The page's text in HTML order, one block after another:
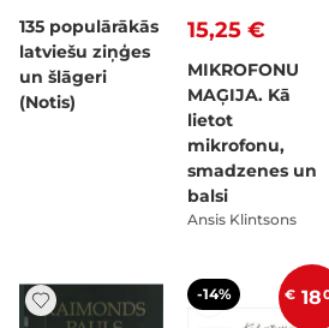
135 populārākās
latviešu ziņģes
un šlāgeri
(Notis)
15,25 €
MIKROFONU
MAĢIJA. Kā
lietot
mikrofonu,
smadzenes un
balsi
Ansis Klintsons
-14% € 18